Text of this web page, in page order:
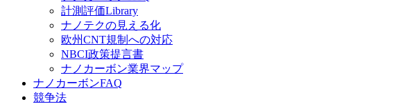
計測評価Library
ナノテクの見える化
欧州CNT規制への対応
NBCI政策提言書
ナノカーボン業界マップ
ナノカーボンFAQ
競争法